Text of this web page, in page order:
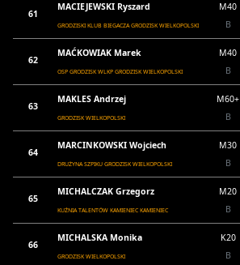
61
MACIEJEWSKI Ryszard
GRODZISKI KLUB BIEGACZA GRODZISK WIELKOPOLSKI
M40
B
62
MAĆKOWIAK Marek
OSP GRODZISK WLKP GRODZISK WIELKOPOLSKI
M40
B
63
MAKLES Andrzej
GRODZISK WIELKOPOLSKI
M60+
B
64
MARCINKOWSKI Wojciech
DRUŻYNA SZPIKU GRODZISK WIELKOPOLSKI
M30
B
65
MICHALCZAK Grzegorz
KUŹNIA TALENTÓW KAMIENIEC KAMIENIEC
M20
B
66
MICHALSKA Monika
GRODZISK WIELKOPOLSKI
K20
B